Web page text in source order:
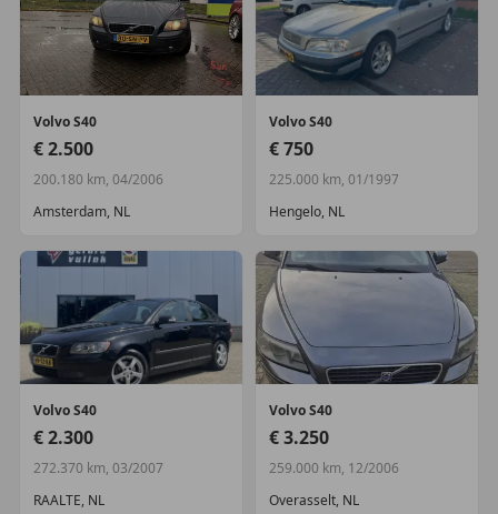
Volvo S40
€ 2.500
200.180 km, 04/2006
Amsterdam, NL
VolvoS40
€ 750
225.000 km, 01/1997
Hengelo, NL
Volvo S40
€ 2.300
272.370 km, 03/2007
RAALTE, NL
VolvoS40
€ 3.250
259.000 km, 12/2006
Overasselt, NL